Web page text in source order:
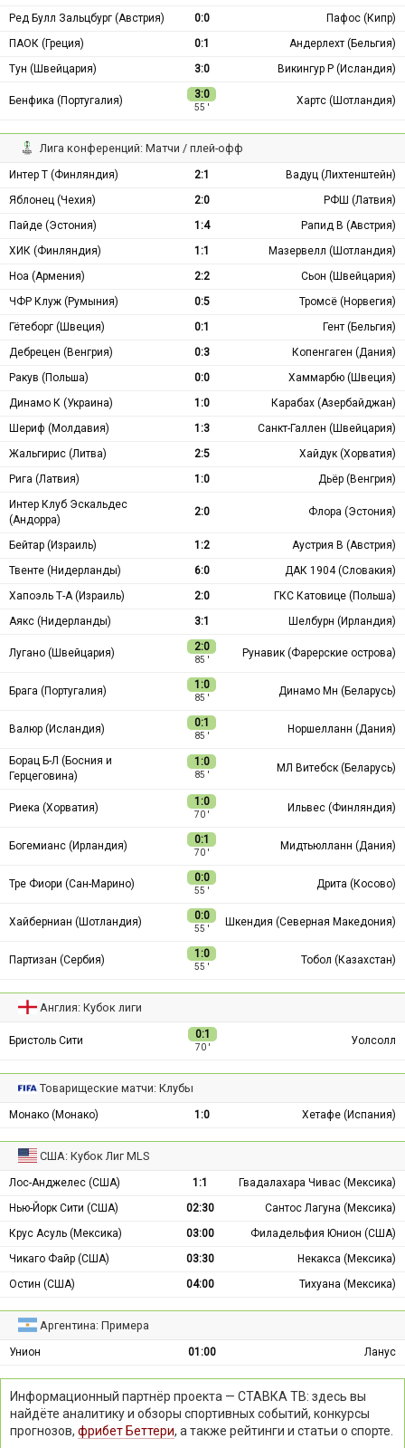
Ред Булл Зальцбург (Австрия)
0:0
Пафос (Кипр)
ПАОК (Греция)
0:1
Андерлехт (Бельгия)
Тун (Швейцария)
3:0 Викингур Р (Исландия)
Бенфика (Португалия) 3:0
55 ′
Хартс (Шотландия)
Лига конференций: Матчи / плей-офф
Интер Т (Финляндия) 2:1
Вадуц (Лихтенштейн)
Яблонец (Чехия)
2:0
РФШ (Латвия)
Пайде (Эстония)
1:4
Рапид В (Австрия)
ХИК (Финляндия)
1:1
Мазервелл (Шотландия)
Ноа (Армения)
2:2
Сьон (Швейцария)
ЧФР Клуж (Румыния)
0:5
Тромсё (Норвегия)
Гётеборг (Швеция)
0:1
Гент (Бельгия)
Дебрецен (Венгрия)
0:3
Копенгаген (Дания)
Ракув (Польша)
0:0
Хаммарбю (Швеция)
Динамо К (Украина)
1:0
Карабах (Азербайджан)
Шериф (Молдавия)
1:3
Санкт-Галлен (Швейцария)
Жальгирис (Литва)
2:5
Хайдук (Хорватия)
Рига (Латвия)
1:0
Дьёр (Венгрия)
Интер Клуб Эскальдес
(Андорра)
2:0 Флора (Эстония)
Бейтар (Израиль) 1:2
Аустрия В (Австрия)
Твенте (Нидерланды)
6:0
ДАК 1904 (Словакия)
Хапоэль Т-А (Израиль)
2:0
ГКС Катовице (Польша)
Аякс (Нидерланды)
3:1 Шелбурн (Ирландия)
Лугано (Швейцария) 2:0
85 ′
Рунавик (Фарерские острова)
Брага (Португалия) 1:0
85 ′
Динамо Мн (Беларусь)
Валюр (Исландия) 0:1
85 ′
Норшелланн (Дания)
Борац Б-Л (Босния и
Герцеговина)
1:0
85 ′
МЛ Витебск (Беларусь)
Риека (Хорватия) 1:0
70 ′
Ильвес (Финляндия)
Богемианс (Ирландия) 0:1
70 ′
Мидтьюлланн (Дания)
Тре Фиори (Сан-Марино) 0:0
55 ′
Дрита (Косово)
Хайберниан (Шотландия) 0:0
55 ′
Шкендия (Северная Македония)
Партизан (Сербия) 1:0
55 ′
Тобол (Казахстан)
Англия: Кубок лиги
Бристоль Сити 0:1
70 ′
Уолсолл
Товарищеские матчи: Клубы
Монако (Монако) 1:0 Хетафе (Испания)
США: Кубок Лиг MLS
Лос-Анджелес (США) 1:1
Гвадалахара Чивас (Мексика)
Нью-Йорк Сити (США)
02:30
Сантос Лагуна (Мексика)
Крус Асуль (Мексика)
03:00
Филадельфия Юнион (США)
Чикаго Файр (США)
03:30
Некакса (Мексика)
Остин (США)
04:00 Тихуана (Мексика)
Аргентина: Примера
Унион 01:00 Ланус
Информационный партнёр проекта — СТАВКА ТВ: здесь вы
найдёте аналитику и обзоры спортивных событий, конкурсы
прогнозов, фрибет Беттери, а также рейтинги и статьи о спорте.